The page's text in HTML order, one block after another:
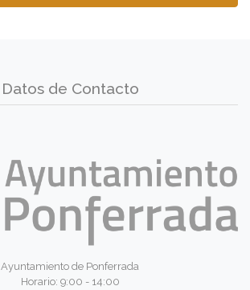
Datos de Contacto
Ayuntamiento de Ponferrada
Horario: 9:00 - 14:00